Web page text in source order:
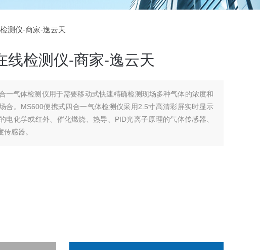
测仪-商家-逸云天
线检测仪-商家-逸云天
一气体检测仪用于需要移动式快速精确检测现场多种气体的浓度和
合。MS600便携式四合一气体检测仪采用2.5寸高清彩屏实时显示
电化学或红外、催化燃烧、热导、PID光离子原理的气体传感器、
感器。